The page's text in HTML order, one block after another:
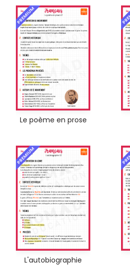
PREMIUM
Le poème en prose
PREMIUM
L'autobiographie